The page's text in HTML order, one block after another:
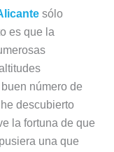
sólo
es que la
número de
descubierto
la fortuna de que
una que